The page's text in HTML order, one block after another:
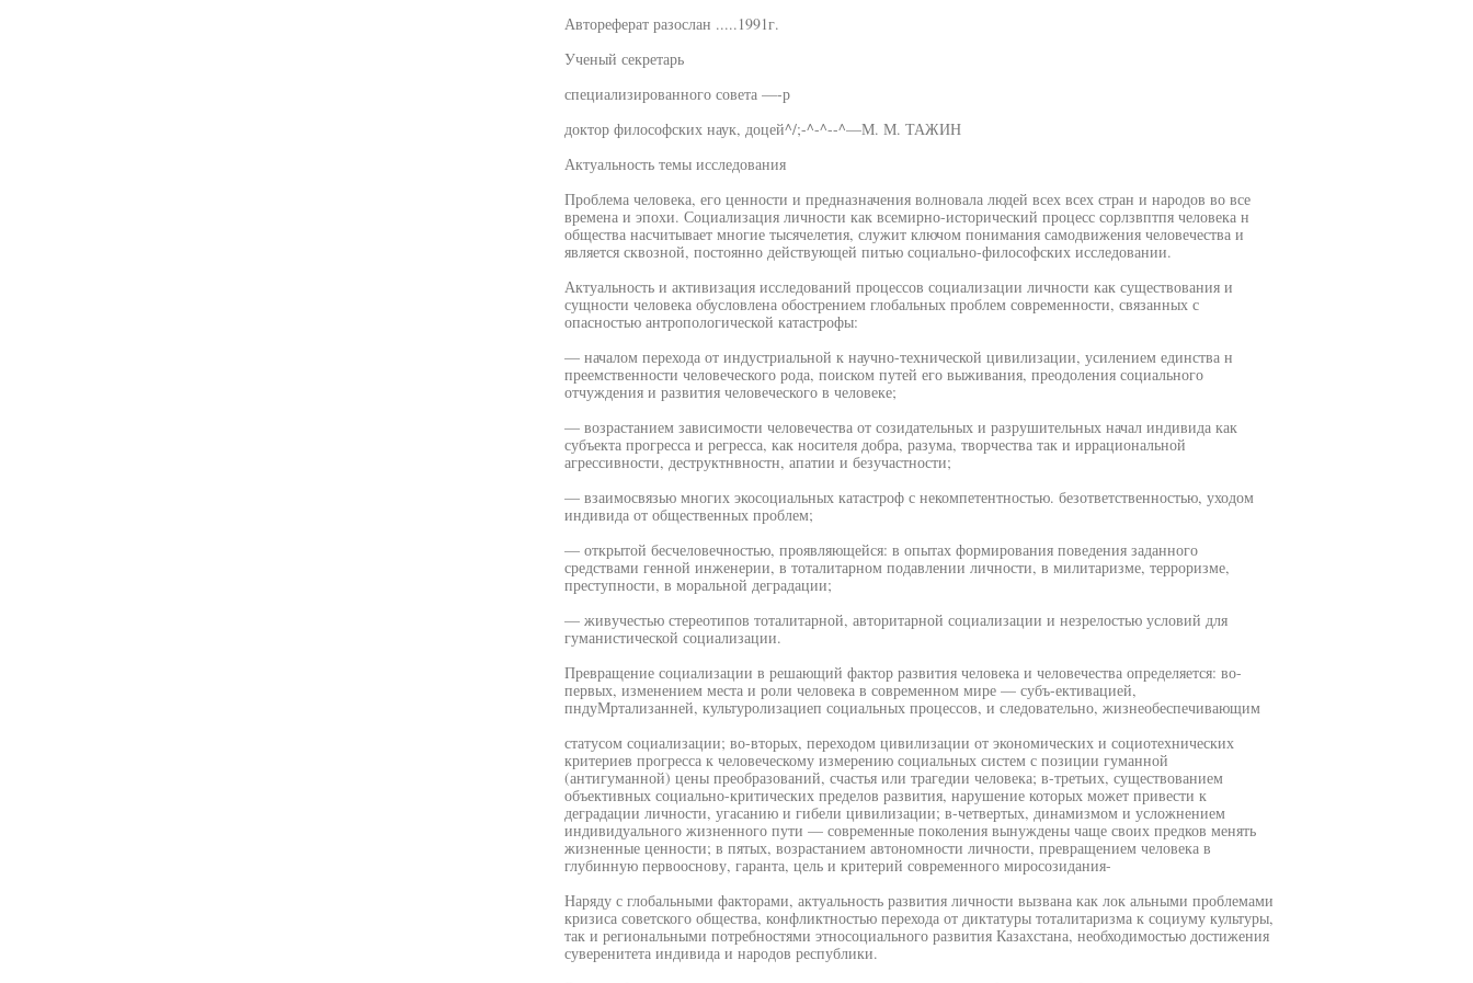
Автореферат разослан .....1991г.
Ученый секретарь
специализированного совета —-р
доктор философских наук, доцей^/;-^-^--^—М. М. ТАЖИН
Актуальность темы исследования
Проблема человека, его ценности и предназначения волновала людей всех всех стран и народов во все
времена и эпохи. Социализация личности как всемирно-исторический процесс сорлзвптпя человека н
общества насчитывает многие тысячелетия, служит ключом понимания самодвижения человечества и
является сквозной, постоянно действующей питью социально-философских исследовании.
Актуальность и активизация исследований процессов социализации личности как существования и
сущности человека обусловлена обострением глобальных проблем современности, связанных с
опасностью антропологической катастрофы:
— началом перехода от индустриальной к научно-технической цивилизации, усилением единства н
преемственности человеческого рода, поиском путей его выживания, преодоления социального
отчуждения и развития человеческого в человеке;
— возрастанием зависимости человечества от созидательных и разрушительных начал индивида как
субъекта прогресса и регресса, как носителя добра, разума, творчества так и иррациональной
агрессивности, деструктнвностн, апатии и безучастности;
— взаимосвязью многих экосоциальных катастроф с некомпетентностью. безответственностью, уходом
индивида от общественных проблем;
— открытой бесчеловечностью, проявляющейся: в опытах формирования поведения заданного
средствами генной инженерии, в тоталитарном подавлении личности, в милитаризме, терроризме,
преступности, в моральной деградации;
— живучестью стереотипов тоталитарной, авторитарной социализации и незрелостью условий для
гуманистической социализации.
Превращение социализации в решающий фактор развития человека и человечества определяется: во-
первых, изменением места и роли человека в современном мире — субъ-ективацией,
пндуМртализанней, культуролизациеп социальных процессов, и следовательно, жизнеобеспечивающим
статусом социализации; во-вторых, переходом цивилизации от экономических и социотехнических
критериев прогресса к человеческому измерению социальных систем с позиции гуманной
(антигуманной) цены преобразований, счастья или трагедии человека; в-третьих, существованием
объективных социально-критических пределов развития, нарушение которых может привести к
деградации личности, угасанию и гибели цивилизации; в-четвертых, динамизмом и усложнением
индивидуального жизненного пути — современные поколения вынуждены чаще своих предков менять
жизненные ценности; в пятых, возрастанием автономности личности, превращением человека в
глубинную первооснову, гаранта, цель и критерий современного миросозидания-
Наряду с глобальными факторами, актуальность развития личности вызвана как лок альными проблемами
кризиса советского общества, конфликтностью перехода от диктатуры тоталитаризма к социуму культуры,
так и региональными потребностями этносоциального развития Казахстана, необходимостью достижения
суверенитета индивида и народов республики.